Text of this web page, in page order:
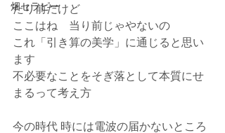
畑セラピー
たり前だけど
ここはね　当り前じゃやないの
これ「引き算の美学」に通じると思い
ます
不必要なことをそぎ落として本質にせ
まるって考え方
今の時代 時には電波の届かないところ